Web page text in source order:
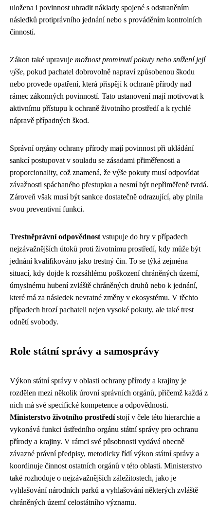
uložena i povinnost uhradit náklady spojené s odstraněním
následků protiprávního jednání nebo s prováděním kontrolních
činností.
Zákon také upravuje možnost prominutí pokuty nebo snížení její
výše, pokud pachatel dobrovolně napraví způsobenou škodu
nebo provede opatření, která přispějí k ochraně přírody nad
rámec zákonných povinností. Tato ustanovení mají motivovat k
aktivnímu přístupu k ochraně životního prostředí a k rychlé
nápravě případných škod.
Správní orgány ochrany přírody mají povinnost při ukládání
sankcí postupovat v souladu se zásadami přiměřenosti a
proporcionality, což znamená, že výše pokuty musí odpovídat
závažnosti spáchaného přestupku a nesmí být nepřiměřeně tvrdá.
Zároveň však musí být sankce dostatečně odrazující, aby plnila
svou preventivní funkci.
Trestněprávní odpovědnost vstupuje do hry v případech
nejzávažnějších útoků proti životnímu prostředí, kdy může být
jednání kvalifikováno jako trestný čin. To se týká zejména
situací, kdy dojde k rozsáhlému poškození chráněných území,
úmyslnému hubení zvláště chráněných druhů nebo k jednání,
které má za následek nevratné změny v ekosystému. V těchto
případech hrozí pachateli nejen vysoké pokuty, ale také trest
odnětí svobody.
Role státní správy a samosprávy
Výkon státní správy v oblasti ochrany přírody a krajiny je
rozdělen mezi několik úrovní správních orgánů, přičemž každá z
nich má své specifické kompetence a odpovědnosti.
Ministerstvo životního prostředístojí v čele této hierarchie a
vykonává funkci ústředního orgánu státní správy pro ochranu
přírody a krajiny. V rámci své působnosti vydává obecně
závazné právní předpisy, metodicky řídí výkon státní správy a
koordinuje činnost ostatních orgánů v této oblasti. Ministerstvo
také rozhoduje o nejzávažnějších záležitostech, jako je
vyhlašování národních parků a vyhlašování některých zvláště
chráněných území celostátního významu.